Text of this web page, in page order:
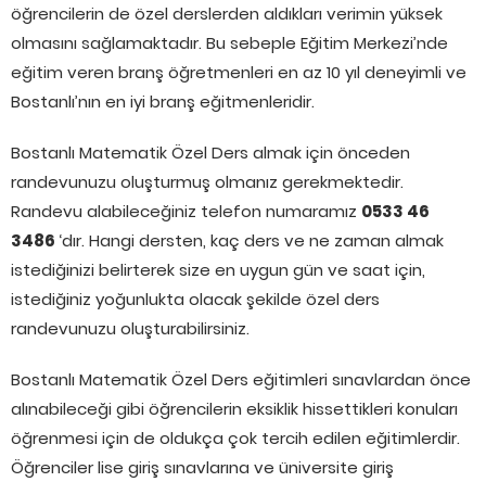
öğrencilerin de özel derslerden aldıkları verimin yüksek
olmasını sağlamaktadır. Bu sebeple Eğitim Merkezi’nde
eğitim veren branş öğretmenleri en az 10 yıl deneyimli ve
Bostanlı’nın en iyi branş eğitmenleridir.
Bostanlı Matematik Özel Ders almak için önceden
randevunuzu oluşturmuş olmanız gerekmektedir.
Randevu alabileceğiniz telefon numaramız 0533 46
3486 ‘dır. Hangi dersten, kaç ders ve ne zaman almak
istediğinizi belirterek size en uygun gün ve saat için,
istediğiniz yoğunlukta olacak şekilde özel ders
randevunuzu oluşturabilirsiniz.
Bostanlı Matematik Özel Ders eğitimleri sınavlardan önce
alınabileceği gibi öğrencilerin eksiklik hissettikleri konuları
öğrenmesi için de oldukça çok tercih edilen eğitimlerdir.
Öğrenciler lise giriş sınavlarına ve üniversite giriş